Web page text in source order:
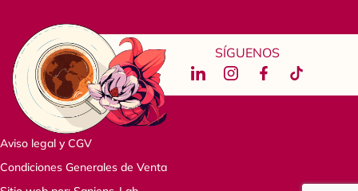
SÍGUENOS
Aviso legal y CGV
Condiciones Generales de Venta